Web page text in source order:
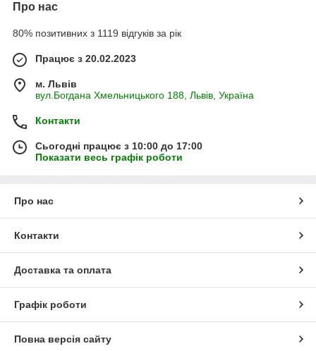
Про нас
80% позитивних з 1119 відгуків за рік
Працює з 20.02.2023
м. Львів
вул.Богдана Хмельницького 188, Львів, Україна
Контакти
Сьогодні працює з 10:00 до 17:00
Показати весь графік роботи
Про нас
Контакти
Доставка та оплата
Графік роботи
Повна версія сайту